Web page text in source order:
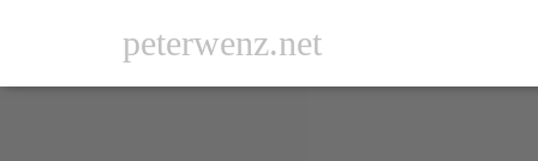
peterwenz.net